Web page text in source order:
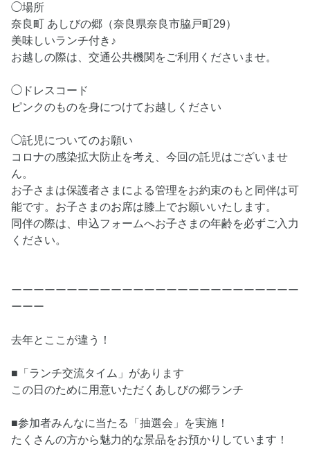
◯場所
奈良町 あしびの郷（奈良県奈良市脇戸町29）
美味しいランチ付き♪
お越しの際は、交通公共機関をご利用くださいませ。
◯ドレスコード
ピンクのものを身につけてお越しください
◯託児についてのお願い
コロナの感染拡大防止を考え、今回の託児はございませ
ん。
お子さまは保護者さまによる管理をお約束のもと同伴は可
能です。お子さまのお席は膝上でお願いいたします。
同伴の際は、申込フォームへお子さまの年齢を必ずご入力
ください。
ーーーーーーーーーーーーーーーーーーーーーーーーーー
ーーー
去年とここが違う！
■「ランチ交流タイム」があります
この日のために用意いただくあしびの郷ランチ
■参加者みんなに当たる「抽選会」を実施！
たくさんの方から魅力的な景品をお預かりしています！